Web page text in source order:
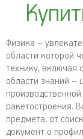
Физика –
области которой
технику, включая
области знаний –
ракетостроения.
предмета, от
документ о